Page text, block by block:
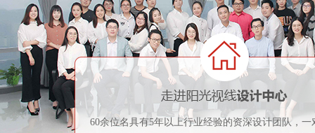
60余位名具有5年以上行业经验的资深设计团队，一